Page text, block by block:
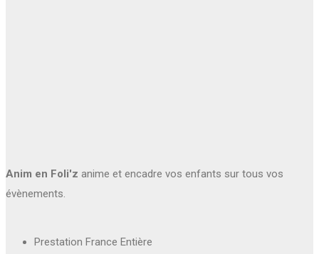
Anim en Foli'z anime et encadre vos enfants sur tous vos
évènements.
Prestation France Entière